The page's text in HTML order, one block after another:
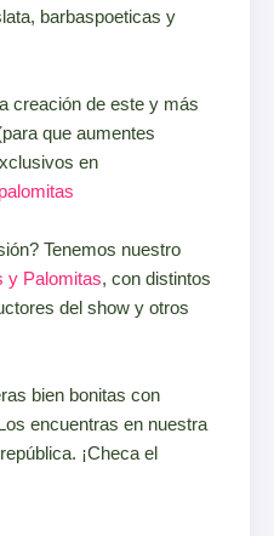
barbaspoeticas y
creación de este y más
que aumentes
en
Tenemos nuestro
y Palomitas, con distintos
del show y otros
bien bonitas con
encuentras en nuestra
¡Checa el